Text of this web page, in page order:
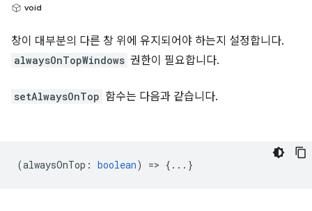
void
창이 대부분의 다른 창 위에 유지되어야 하는지 설정합니다.
alwaysOnTopWindows 권한이 필요합니다.
setAlwaysOnTop 함수는 다음과 같습니다.
(alwaysOnTop : boolean) => {...}